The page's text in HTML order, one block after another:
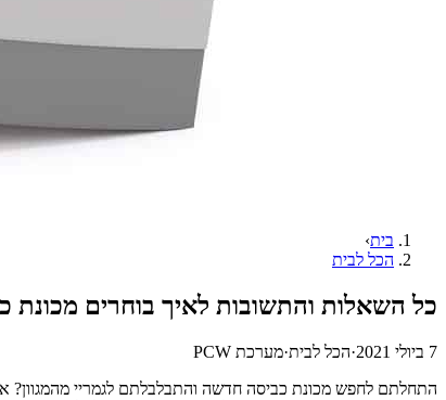
בית›
הכל לבית
כל השאלות והתשובות לאיך בוחרים מכונת
7 ביולי 2021 ·הכל לבית·מערכת PCW
התחלתם לחפש מכונת כביסה חדשה והתבלבלתם לגמריי